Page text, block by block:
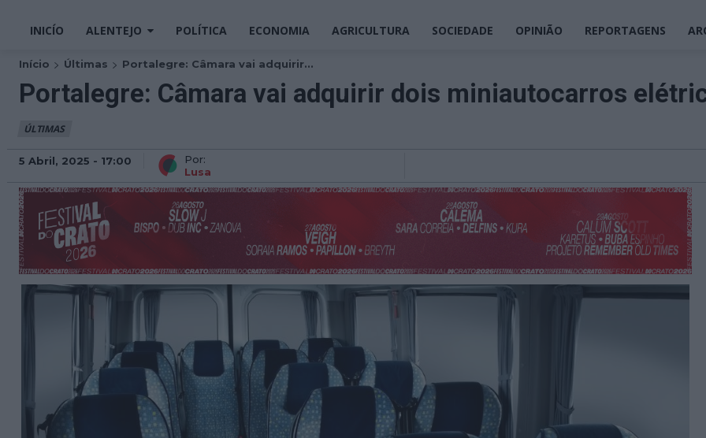
INICÍO ALENTEJO POLÍTICA ECONOMIA AGRICULTURA SOCIEDADE OPINIÃO REPORTAGENS
Início Últimas Portalegre: Câmara vai adquirir...
Portalegre: Câmara vai adquirir dois miniautocarros
ÚLTIMAS
5 Abril, 2025 - 17:00
Por:
Lusa